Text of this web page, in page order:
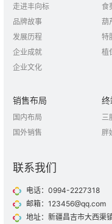
走进丰向标
品牌故事
发展历程
企业成就
企业文化
食
葫
特
植
销售布局
国内布局
国外销售
终
三
胖
联系我们
电话：0994-2227318
邮箱：123456@qq.com
地址：新疆昌吉市大西渠